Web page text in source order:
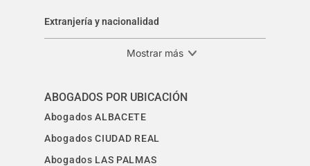
Extranjería y nacionalidad
Mostrar más
ABOGADOS POR UBICACIÓN
Abogados ALBACETE
Abogados CIUDAD REAL
Abogados LAS PALMAS